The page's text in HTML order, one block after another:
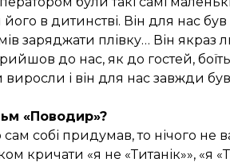
в дитинстві. Він для нас
заряджати плівку… Він якраз
до нас, як до гостей,
і він для нас завжди
«Поводир»?
сам собі придумав, то нічого
кричати «я не «Титанік»», «я